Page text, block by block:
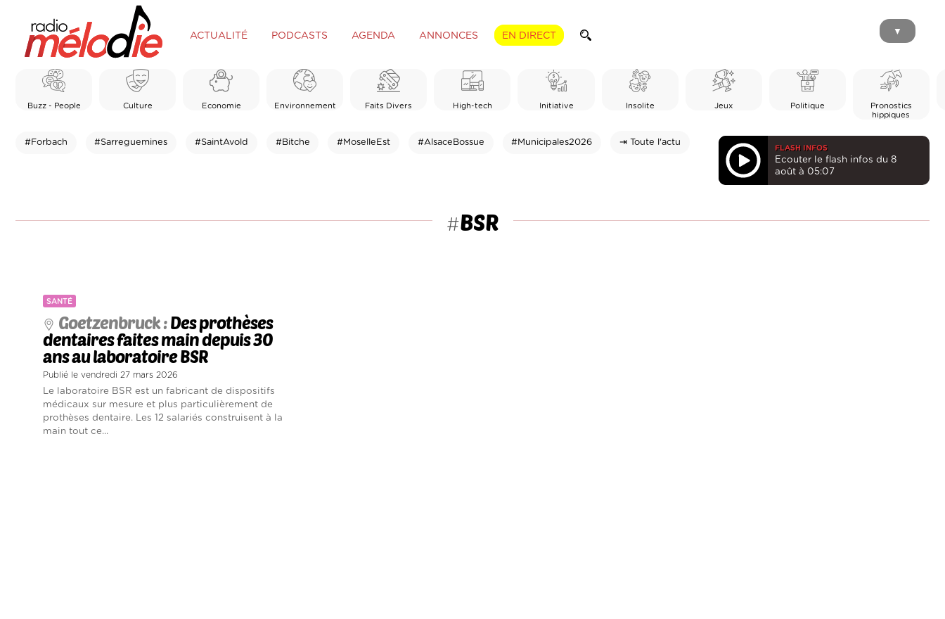
ACTUALITÉ PODCASTS AGENDA ANNONCES EN DIRECT ▼
Buzz - People Culture Economie Environnement Faits Divers High-tech Initiative Insolite Jeux Politique
Pronostics
hippiques
#Forbach #Sarreguemines #SaintAvold #Bitche #MoselleEst #AlsaceBossue #Municipales2026 ⇥ Toute l'actu
FLASH INFOS
Ecouter le flash infos du 8
août à 05:07
#BSR
SANTÉ
Goetzenbruck :Des prothèses
dentaires faites main depuis 30
ans au laboratoire BSR
Publié le vendredi 27 mars 2026
Le laboratoire BSR est un fabricant de dispositifs
médicaux sur mesure et plus particulièrement de
prothèses dentaire. Les 12 salariés construisent à la
main tout ce...